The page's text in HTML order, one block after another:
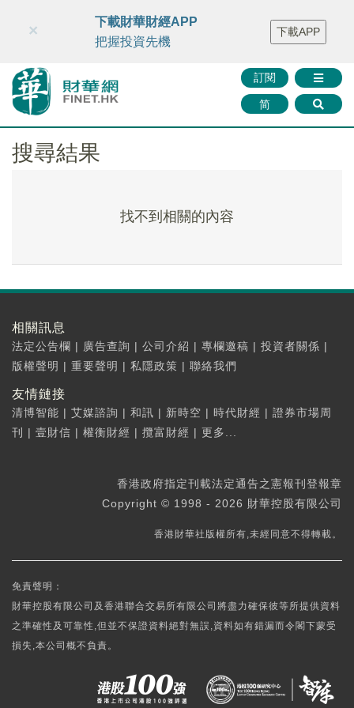
財華智庫網 FINTV FINMETA 財華證券 媒體矩陣
智庫沙龍
聯絡我們
訂閱
简
×
下載財華財經APP
把握投資先機
下載APP
搜尋結果
找不到相關的內容
相關訊息
法定公告欄 | 廣告查詢 | 公司介紹 | 專欄邀稿 | 投資者關係 |
版權聲明 | 重要聲明 | 私隱政策 | 聯絡我們
友情鏈接
清博智能 | 艾媒諮詢 | 和訊 | 新時空 | 時代財經 | 證券市場周
刊
| 壹財信 | 權衡財經 | 攬富財經 | 更多...
香港政府指定刊載法定通告之憲報刊登報章
Copyright © 1998 - 2026 財華控股有限公司
香港財華社版權所有,未經同意不得轉載。
免責聲明：
財華控股有限公司及香港聯合交易所有限公司將盡力確保彼等所提供資料
之準確性及可靠性,但並不保證資料絕對無誤,資料如有錯漏而令閣下蒙受
損失,本公司概不負責。